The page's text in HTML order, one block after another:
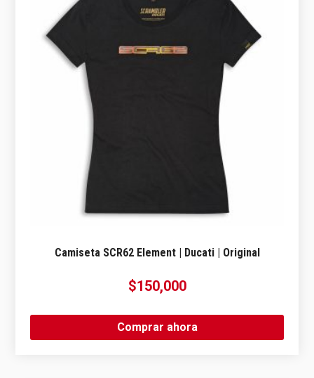
Camiseta SCR62 Element | Ducati | Original
$150,000
Comprar ahora